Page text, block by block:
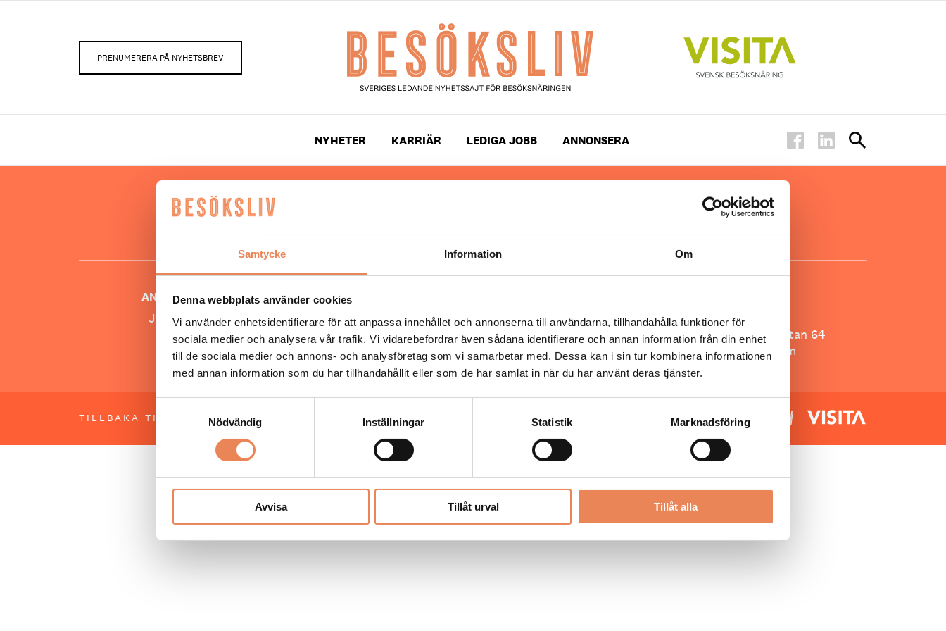
Samtycke Information Om
Denna webbplats använder cookies
Vi använder enhetsidentifierare för att anpassa innehållet och annonserna till användarna, tillhandahålla funktioner för
sociala medier och analysera vår trafik. Vi vidarebefordrar även sådana identifierare och annan information från din enhet
till de sociala medier och annons- och analysföretag som vi samarbetar med. Dessa kan i sin tur kombinera informationen
med annan information som du har tillhandahållit eller som de har samlat in när du har använt deras tjänster.
Nödvändig
Inställningar Statistik Marknadsföring
Avvisa Tillåt urval Tillåt alla
PRENUMERERA PÅ NYHETSBREV
NYHETER KARRIÄR LEDIGA JOBB ANNONSERA
Hos oss läser du landets mest uppdaterade nyheter och snackisar inom
besöksnäringen. Besöksliv i sin tryckta form är ett affärsmagasin för ägare
ANSVARIG UTGIVARE
Jonas Siljhammar
Allt material på besoksliv.se är skyddat
enligt lagen om upphovsrätt.
Besöksliv
Spoon, Brännkyrkagatan 64
118 23 Stockholm
TILLBAKA TILL TOPPEN OM BESÖKSLIV PRENUMERERA ANNONSERA